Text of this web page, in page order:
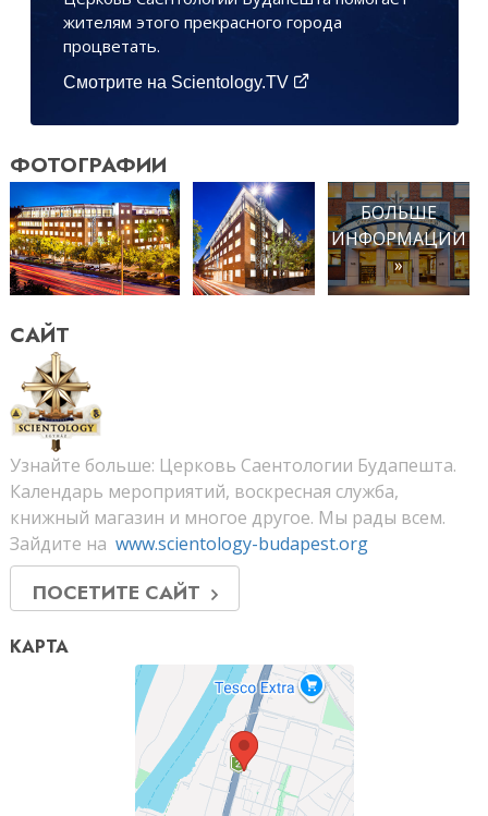
жителям этого прекрасного города
процветать.
Смотрите на Scientology.TV
ФОТОГРАФИИ
БОЛЬШЕ
ИНФОРМАЦИИ
»
САЙТ
Узнайте больше: Церковь Саентологии Будапешта.
Календарь мероприятий, воскресная служба,
книжный магазин и многое другое. Мы рады всем.
Зайдите на www.scientology-budapest.org
ПОСЕТИТЕ САЙТ
КАРТА